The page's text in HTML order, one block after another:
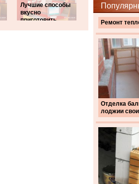
Ремонт
Отделка
лоджии
Лучшие способы
вкусно
приготовить